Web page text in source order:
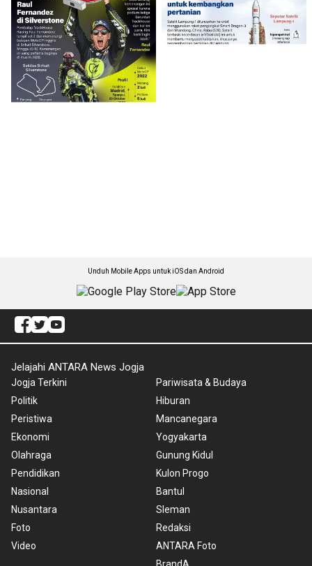
Unduh Mobile Apps untuk iOS dan Android
Jelajahi ANTARA News Jogja
Jogja Terkini
Politik
Peristiwa
Ekonomi
Olahraga
Pendidikan
Nasional
Nusantara
Foto
Video
Pariwisata & Budaya
Hiburan
Mancanegara
Yogyakarta
Gunung Kidul
Kulon Progo
Bantul
Sleman
Redaksi
ANTARA Foto